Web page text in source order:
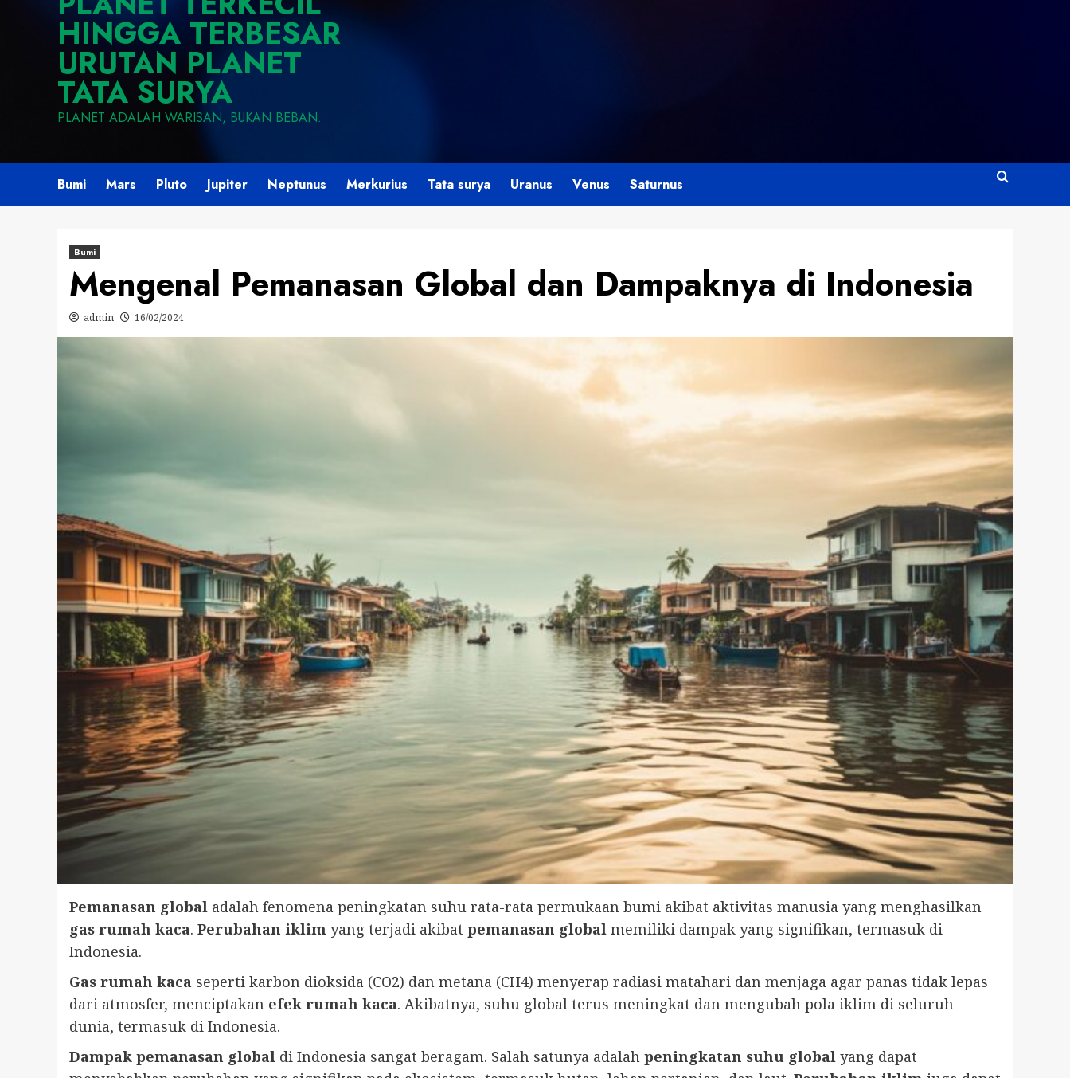
HINGGA TERBESAR
URUTAN PLANET
TATA SURYA
PLANET ADALAH WARISAN, BUKAN BEBAN.
Bumi Mars Pluto Jupiter Neptunus Merkurius Tata surya Uranus Venus Saturnus
Bumi
Mengenal Pemanasan Global dan Dampaknya di Indonesia
admin 16/02/2024
Pemanasan global adalah fenomena peningkatan suhu rata-rata permukaan bumi akibat aktivitas manusia yang menghasilkan
gas rumah kaca. Perubahan iklim yang terjadi akibat pemanasan global memiliki dampak yang signifikan, termasuk di
Indonesia.
Gas rumah kaca seperti karbon dioksida (CO2) dan metana (CH4) menyerap radiasi matahari dan menjaga agar panas tidak lepas
dari atmosfer, menciptakan efek rumah kaca. Akibatnya, suhu global terus meningkat dan mengubah pola iklim di seluruh
dunia, termasuk di Indonesia.
Dampak pemanasan global di Indonesia sangat beragam. Salah satunya adalah peningkatan suhu global yang dapat